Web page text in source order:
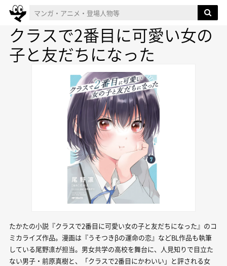
クラスで2番目に可愛い女の
子と友だちになった
たかたの小説『クラスで2番目に可愛い女の子と友だちになった』のコ
ミカライズ作品。漫画は『うそつきβの運命の恋』などBL作品も執筆
している尾野凛が担当。男女共学の高校を舞台に、人見知りで目立た
ない男子・前原真樹と、「クラスで2番目にかわいい」と評される女